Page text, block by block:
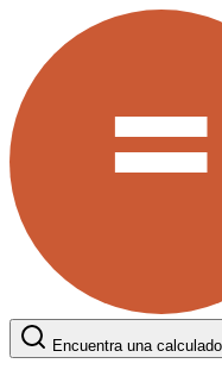
Encuentra una